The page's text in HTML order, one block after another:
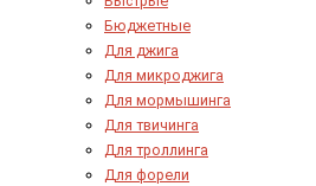
Бюджетные
Для джига
Для микроджига
Для мормышинга
Для твичинга
Для троллинга
Для форели